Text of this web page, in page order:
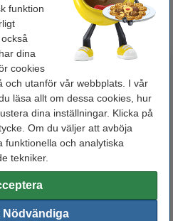
funktion
dina
cookies
och utanför vår webbplats. I vår
läsa allt om dessa cookies, hur
dina inställningar. Klicka på
Om du väljer att avböja
funktionella och analytiska
tekniker.
Nödvändiga
produkter
Märkpenna permanent 2.5mm |
50 kr